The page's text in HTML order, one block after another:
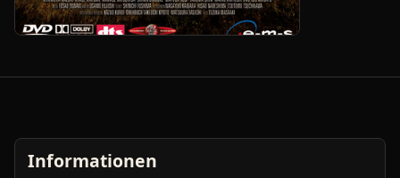
Informationen